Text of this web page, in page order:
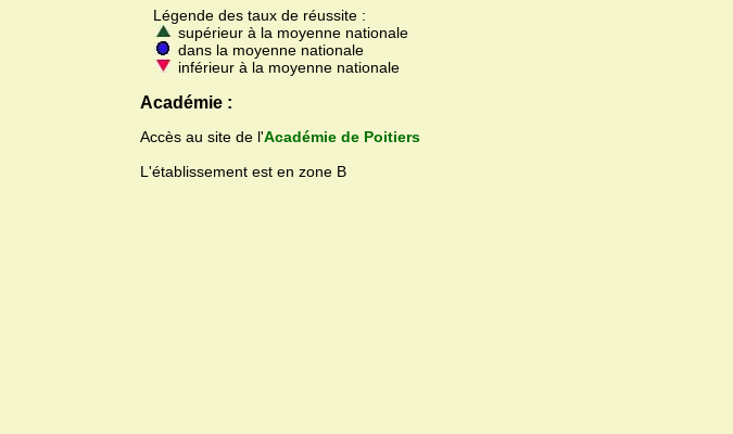
Légende des taux de réussite :
supérieur à la moyenne nationale
dans la moyenne nationale
inférieur à la moyenne nationale
Académie :
Accès au site de l'Académie de Poitiers
L'établissement est en zone B